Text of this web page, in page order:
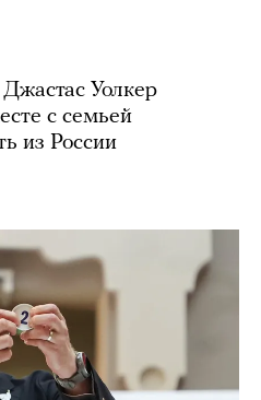
Уолкер
с семьей
из России